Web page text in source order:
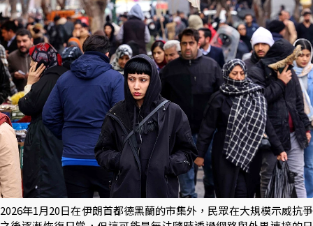
2026年1月20日在伊朗首都德黑蘭的市集外，民眾在大規模示威抗爭